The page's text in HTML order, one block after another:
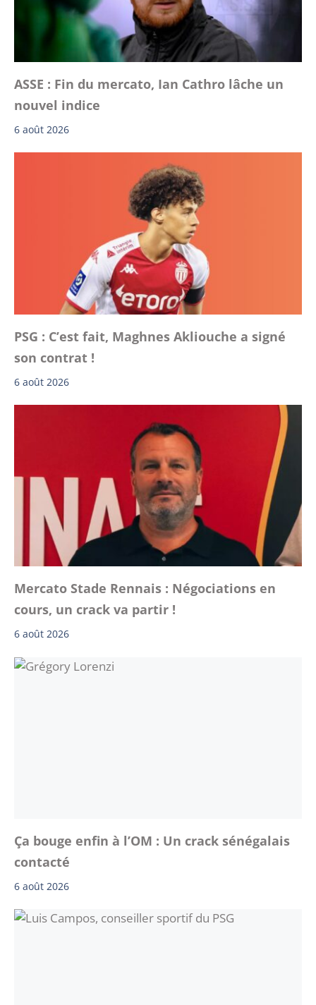
ASSE : Fin du mercato, Ian Cathro lâche un
nouvel indice
6 août 2026
PSG : C’est fait, Maghnes Akliouche a signé
son contrat !
6 août 2026
Mercato Stade Rennais : Négociations en
cours, un crack va partir !
6 août 2026
Ça bouge enfin à l’OM : Un crack sénégalais
contacté
6 août 2026